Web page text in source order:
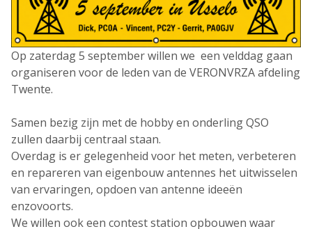
Op zaterdag 5 september willen we een velddag gaan
organiseren voor de leden van de VERONVRZA afdeling
Twente.
Samen bezig zijn met de hobby en onderling QSO
zullen daarbij centraal staan.
Overdag is er gelegenheid voor het meten, verbeteren
en repareren van eigenbouw antennes het uitwisselen
van ervaringen, opdoen van antenne ideeën
enzovoorts.
We willen ook een contest station opbouwen waar